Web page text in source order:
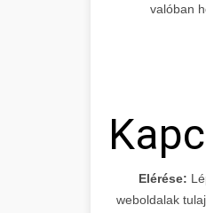
valóban
Elérése:
weboldalak